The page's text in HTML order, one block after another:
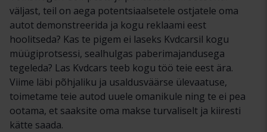
väljast, teil on aega potentsiaalsetele ostjatele oma
autot demonstreerida ja kogu reklaami eest
hoolitseda? Kas te pigem ei laseks Kvdcarsil kogu
müügiprotsessi, sealhulgas paberimajandusega
tegeleda? Las Kvdcars teeb kogu töö teie eest ära.
Viime läbi põhjaliku ja usaldusväärse ülevaatuse,
toimetame teie autod uuele omanikule ning te ei pea
ootama, et saaksite oma makse turvaliselt ja kiiresti
kätte saada.